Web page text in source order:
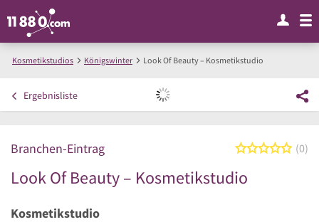
Kosmetikstudios Königswinter Look Of Beauty – Kosmetikstudio
Ergebnisliste
Branchen-Eintrag 00
Look Of Beauty – Kosmetikstudio
Kosmetikstudio